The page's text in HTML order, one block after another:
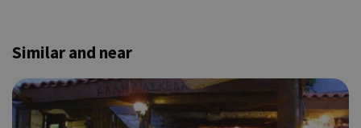
Similar and near